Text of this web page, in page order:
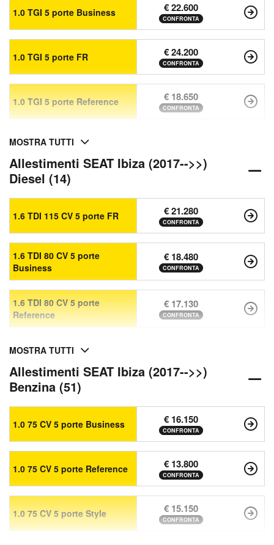
1.0 TGI 5 porte Business € 22.600
CONFRONTA
1.0 TGI 5 porte FR € 24.200
CONFRONTA
1.0 TGI 5 porte Reference € 18.650
CONFRONTA
MOSTRA TUTTI
Allestimenti SEAT Ibiza (2017-->>)
Diesel (14)
1.6 TDI 115 CV 5 porte FR € 21.280
CONFRONTA
1.6 TDI 80 CV 5 porte
Business
€ 18.480
CONFRONTA
1.6 TDI 80 CV 5 porte
Reference
€ 17.130
CONFRONTA
MOSTRA TUTTI
Allestimenti SEAT Ibiza (2017-->>)
Benzina (51)
1.0 75 CV 5 porte Business € 16.150
CONFRONTA
1.0 75 CV 5 porte Reference € 13.800
CONFRONTA
1.0 75 CV 5 porte Style € 15.150
CONFRONTA